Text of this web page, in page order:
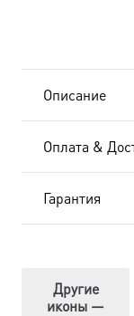
Описание
Оплата &
Гарантия
Другие
иконы —